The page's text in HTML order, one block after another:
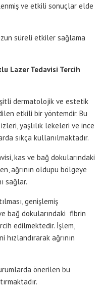
ve etkili sonuçlar elde
süreli etkiler sağlama
Lazer Tedavisi Tercih
dermatolojik ve estetik
etkili bir yöntemdir. Bu
yaşlılık lekeleri ve ince
sıkça kullanılmaktadır.
kas ve bağ dokularındaki
ağrının oldupu bölgeye
sağlar.
genişlemiş
bağ dokularındaki fibrin
edilmektedir. İşlem,
ağrının
önerilen bu